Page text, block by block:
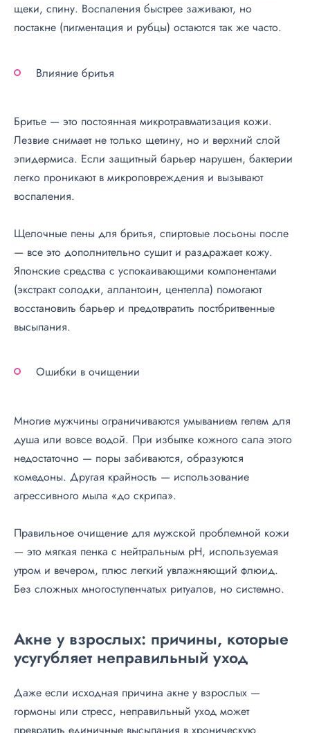
щеки, спину. Воспаления быстрее заживают, но
постакне (пигментация и рубцы) остаются так же часто.
Влияние бритья
Бритье — это постоянная микротравматизация кожи.
Лезвие снимает не только щетину, но и верхний слой
эпидермиса. Если защитный барьер нарушен, бактерии
легко проникают в микроповреждения и вызывают
воспаления.
Щелочные пены для бритья, спиртовые лосьоны после
— все это дополнительно сушит и раздражает кожу.
Японские средства с успокаивающими компонентами
(экстракт солодки, аллантоин, центелла) помогают
восстановить барьер и предотвратить постбритвенные
высыпания.
Ошибки в очищении
Многие мужчины ограничиваются умыванием гелем для
душа или вовсе водой. При избытке кожного сала этого
недостаточно — поры забиваются, образуются
комедоны. Другая крайность — использование
агрессивного мыла «до скрипа».
Правильное очищение для мужской проблемной кожи
— это мягкая пенка с нейтральным pH, используемая
утром и вечером, плюс легкий увлажняющий флюид.
Без сложных многоступенчатых ритуалов, но системно.
Акне у взрослых: причины, которые
усугубляет неправильный уход
Даже если исходная причина акне у взрослых —
гормоны или стресс, неправильный уход может
превратить единичные высыпания в хроническую